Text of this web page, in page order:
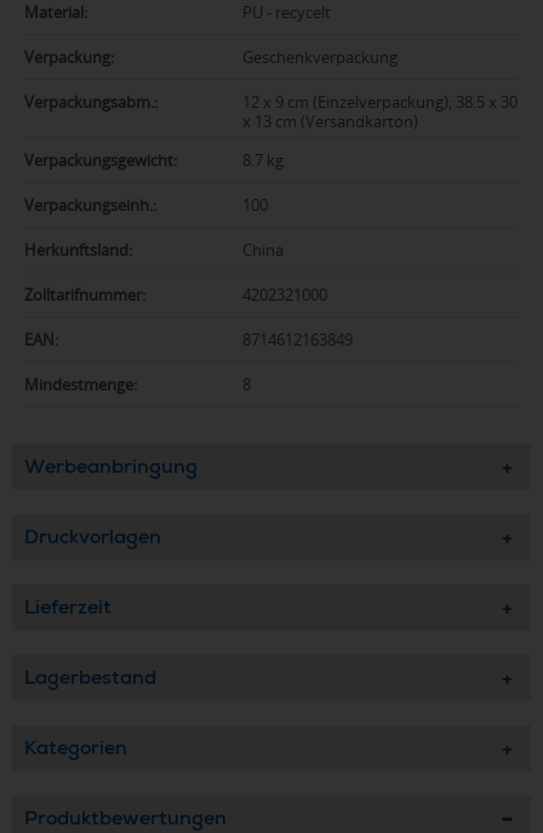
Material: PU - recycelt
Verpackung: Geschenkverpackung
Verpackungsabm.:
12 x 9 cm (Einzelverpackung); 38.5 x 30
x 13 cm (Versandkarton)
Verpackungsgewicht:
8.7 kg
Verpackungseinh.: 100
Herkunftsland: China
Zolltarifnummer: 4202321000
EAN: 8714612163849
Mindestmenge: 8
Werbeanbringung
Druckvorlagen
Lieferzeit
Lagerbestand
Kategorien
Produktbewertungen